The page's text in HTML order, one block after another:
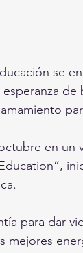
se
en un
para dar